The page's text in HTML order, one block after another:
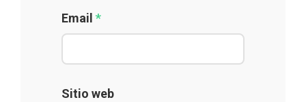
Email *
Sitio web